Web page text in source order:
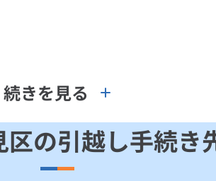
続きを見る
の引越し手続き